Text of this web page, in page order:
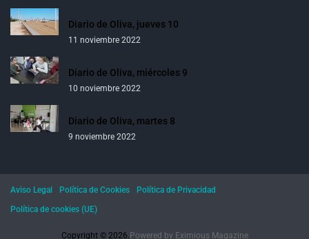
Diario de Oliva, jueves 10
11 noviembre 2022
Diario de Oliva, miércoles 9
10 noviembre 2022
Diario de Oliva, martes 8
9 noviembre 2022
Copyright © 2026. Powered by Eximious Magazine
Aviso Legal Política de Cookies
Política de Privacidad
Política de cookies (UE)